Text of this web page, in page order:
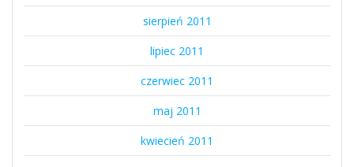
sierpień 2011
lipiec 2011
czerwiec 2011
maj 2011
kwiecień 2011